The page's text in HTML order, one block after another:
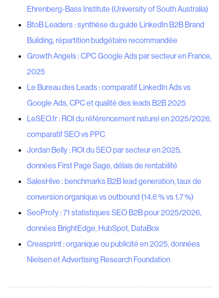
Ehrenberg-Bass Institute (University of South Australia)
BtoB Leaders : synthèse du guide LinkedIn B2B Brand
Building, répartition budgétaire recommandée
Growth Angels : CPC Google Ads par secteur en France,
2025
Le Bureau des Leads : comparatif LinkedIn Ads vs
Google Ads, CPC et qualité des leads B2B 2025
LeSEO.fr : ROI du référencement naturel en 2025/2026,
comparatif SEO vs PPC
Jordan Belly : ROI du SEO par secteur en 2025,
données First Page Sage, délais de rentabilité
SalesHive : benchmarks B2B lead generation, taux de
conversion organique vs outbound (14,6 % vs 1,7 %)
SeoProfy : 71 statistiques SEO B2B pour 2025/2026,
données BrightEdge, HubSpot, DataBox
Creasprint : organique ou publicité en 2025, données
Nielsen et Advertising Research Foundation